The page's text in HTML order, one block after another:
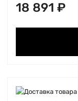
18 891 ₽